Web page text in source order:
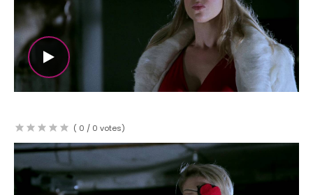
WATCH THE VIDEO
( 0 / 0 votes)